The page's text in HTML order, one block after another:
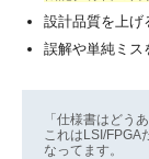
設計品質を上げ
誤解や単純ミス
「仕様書はどう
これはLSI/FPGA
なってます。